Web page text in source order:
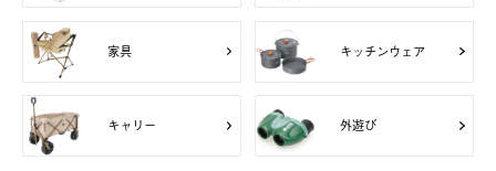
家具 キッチンウェア
キャリー 外遊び